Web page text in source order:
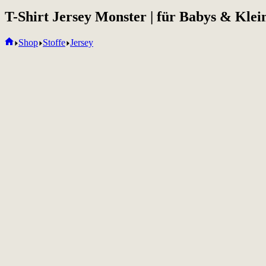
T-Shirt Jersey Monster | für Babys &
Home
Shop Stoffe Jersey